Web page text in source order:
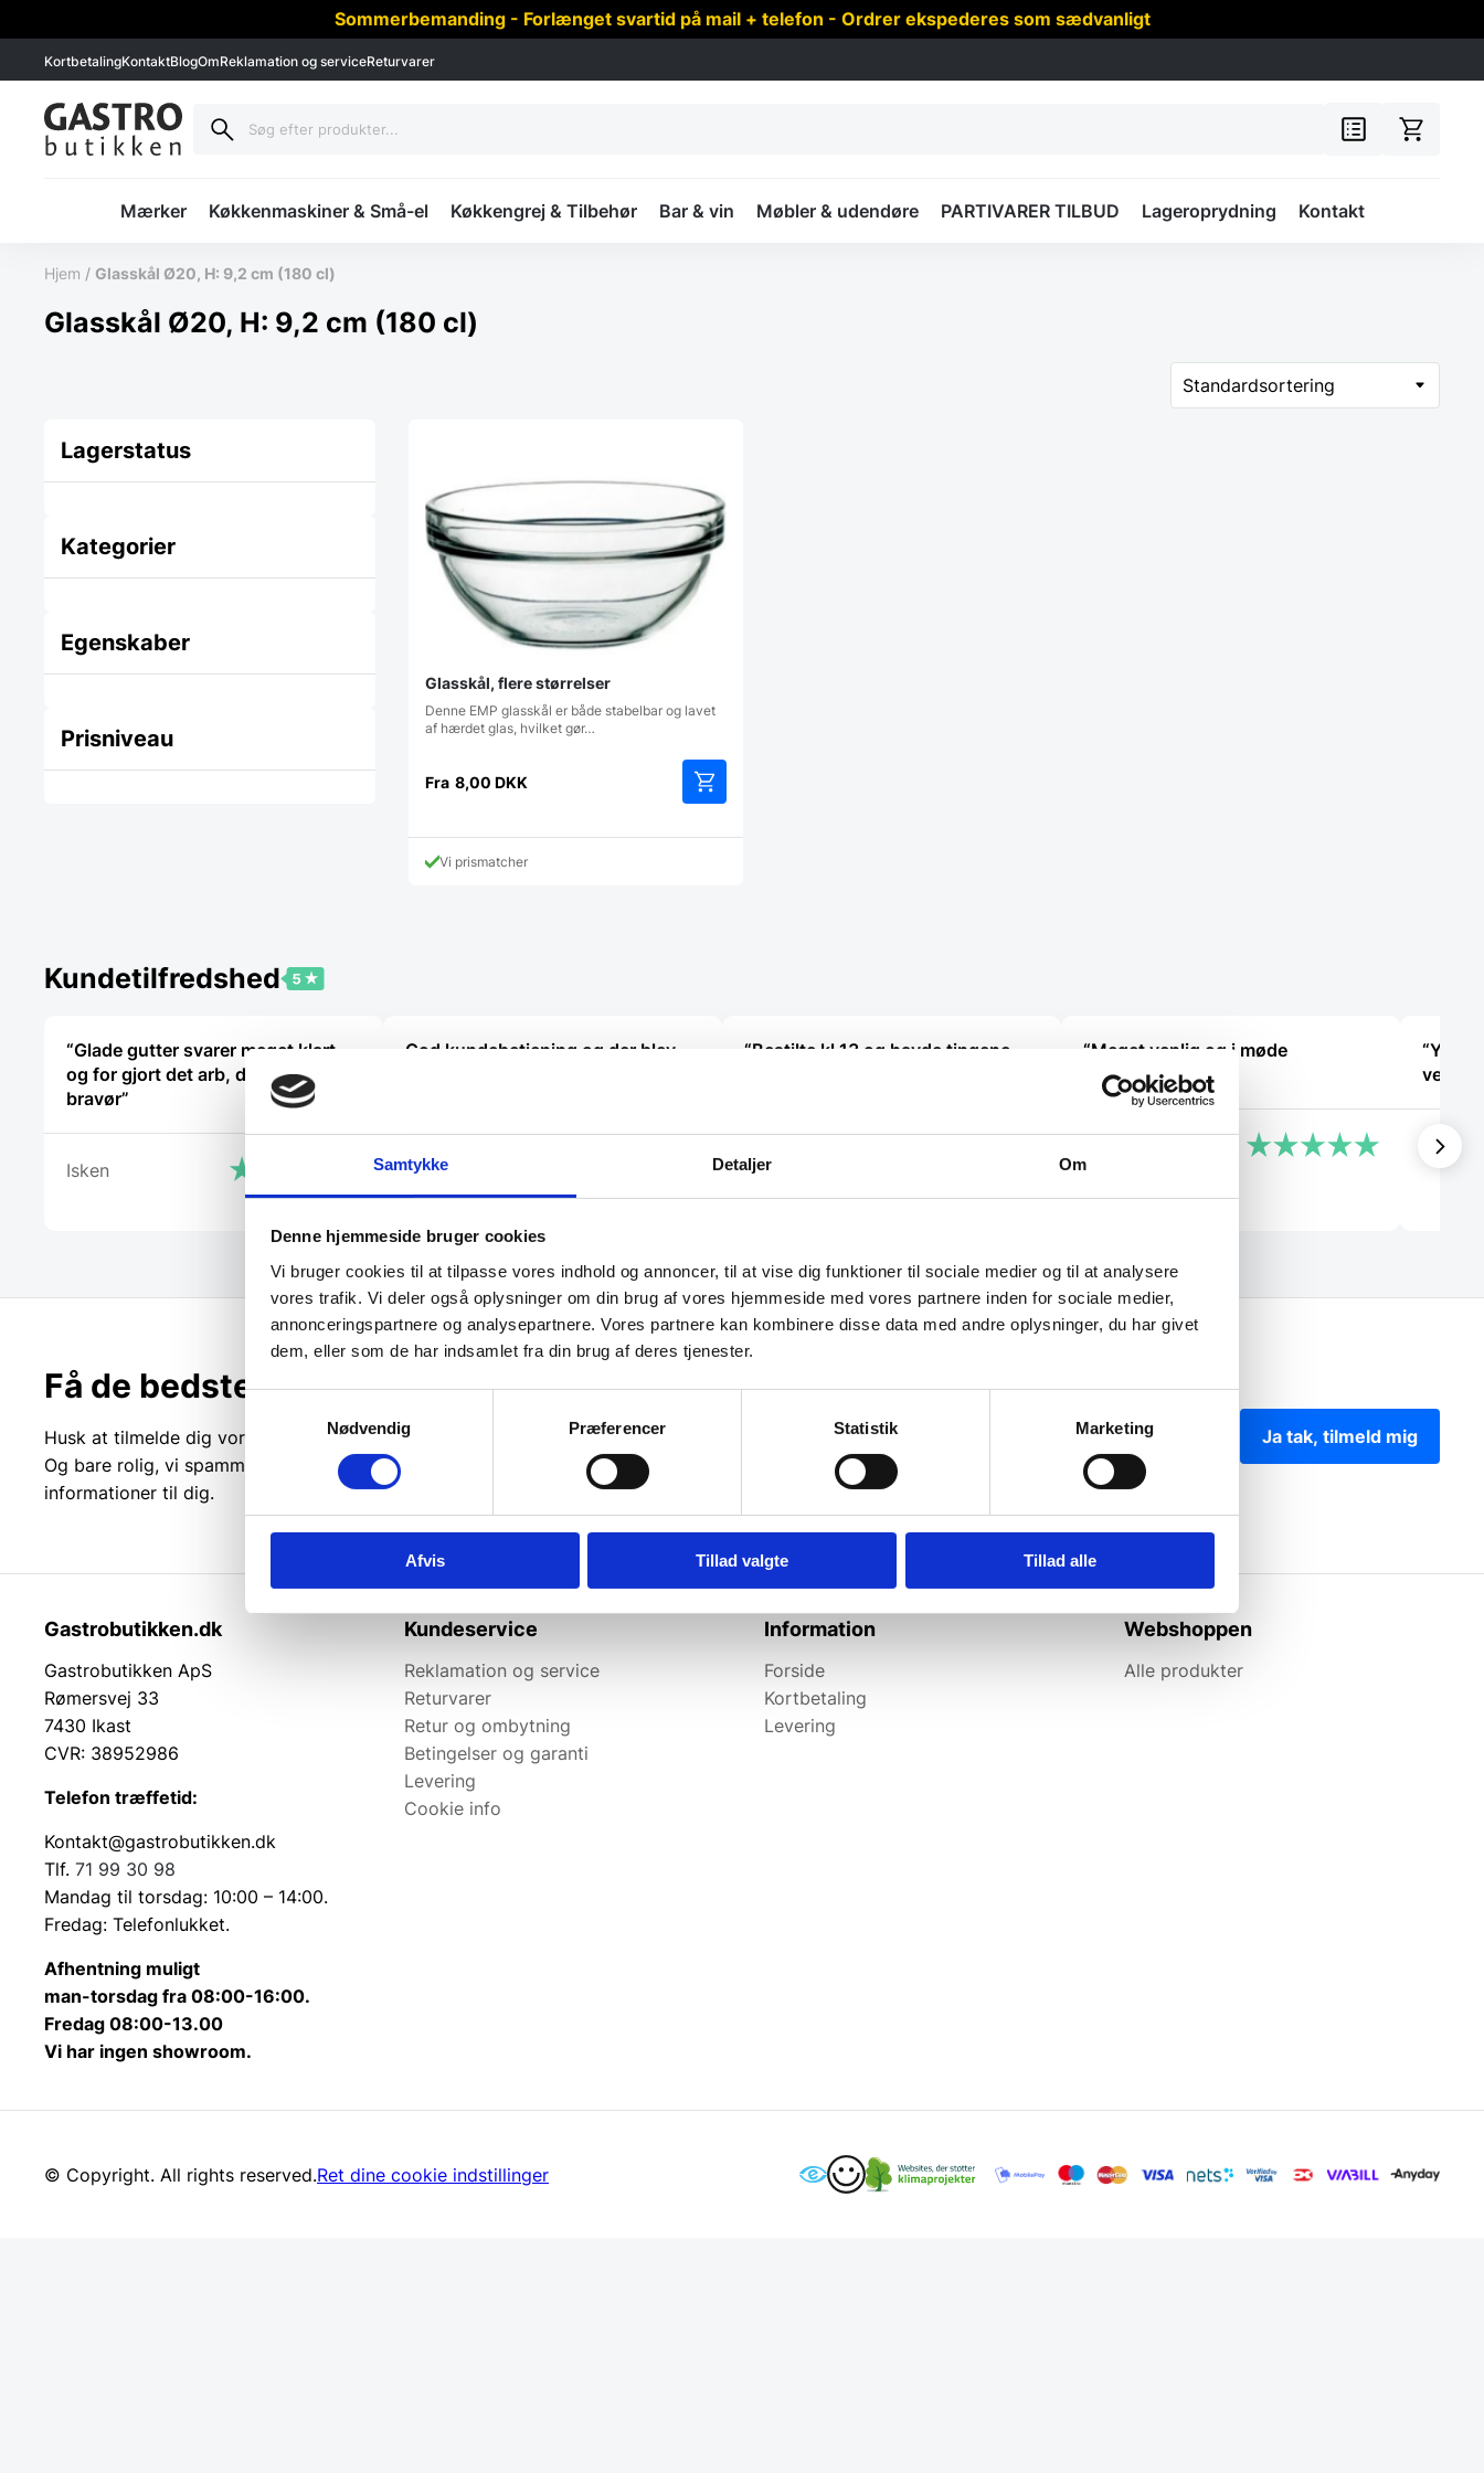
Samtykke Detaljer Om
Denne hjemmeside bruger cookies
Vi bruger cookies til at tilpasse vores indhold og annoncer, til at vise dig funktioner til sociale medier og til at analysere
vores trafik. Vi deler også oplysninger om din brug af vores hjemmeside med vores partnere inden for sociale medier,
annonceringspartnere og analysepartnere. Vores partnere kan kombinere disse data med andre oplysninger, du har givet
dem, eller som de har indsamlet fra din brug af deres tjenester.
Samtykkevalg
Nødvendig
Præferencer Statistik Marketing
Afvis Tillad valgte Tillad alle
Sommerbemanding - Forlænget svartid på mail + telefon - Ordrer ekspederes som sædvanligt
KortbetalingKontaktBlogOmReklamation og serviceReturvarer
Mærker Køkkenmaskiner & Små-el Køkkengrej & Tilbehør Bar & vin Møbler & udendøre PARTIVARER TILBUD Lageroprydning Kontakt
Hjem / Glasskål Ø20, H: 9,2 cm (180 cl)
Glasskål Ø20, H: 9,2 cm (180 cl)
Lagerstatus
Kategorier
Egenskaber
Prisniveau
Glasskål, flere størrelser
Denne EMP glasskål er både stabelbar og lavet
af hærdet glas, hvilket gør…
Fra 8,00 DKK
vare
Vi prismatcher
Kundetilfredshed
“Glade gutter svarer meget klart
og for gjort det arb, de lover med
bravør”
Isken
God kundebetjening og der blev
“Bestilte kl.13 og havde tingene
“Meget venlig og i møde
kommende.”
Få de bedste tilbud først!
Husk at tilmelde dig vores nyhedsbrev og vær først til de bedste tilbud.
Og bare rolig, vi spammer dig ikke, men sender kun relevante tilbud og
informationer til dig.
Ja tak, tilmeld mig
Gastrobutikken.dk
Gastrobutikken ApS
Rømersvej 33
7430 Ikast
CVR: 38952986
Telefon træffetid:
Kontakt@gastrobutikken.dk
Tlf. 71 99 30 98
Mandag til torsdag: 10:00 – 14:00.
Fredag: Telefonlukket.
Afhentning muligt
man-torsdag fra 08:00-16:00.
Fredag 08:00-13.00
Vi har ingen showroom.
Kundeservice
Reklamation og service
Returvarer
Retur og ombytning
Betingelser og garanti
Levering
Cookie info
Information
Forside
Kortbetaling
Levering
Webshoppen
Alle produkter
© Copyright. All rights reserved.Ret dine cookie indstillinger